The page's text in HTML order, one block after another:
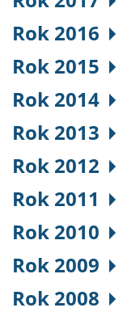
Rok 2016
Rok 2015
Rok 2014
Rok 2013
Rok 2012
Rok 2011
Rok 2010
Rok 2009
Rok 2008